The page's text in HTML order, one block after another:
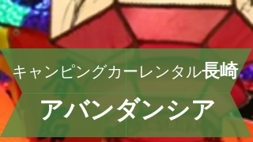
キャンピングカーレンタル長崎
アバンダンシア